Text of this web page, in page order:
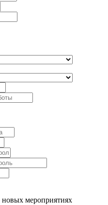
новых мероприятиях